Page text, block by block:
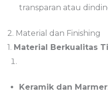
transparan atau
2. Material dan Finishing
1. Material Berkualitas
Keramik dan Marmer